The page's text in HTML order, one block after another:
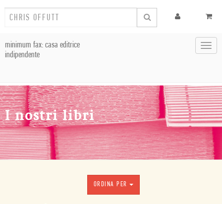
minimum fax: casa editrice
indipendente
I nostri libri
ORDINA PER